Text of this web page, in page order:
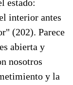
estado:
interior antes
(202). Parece
abierta y
nosotros
y la